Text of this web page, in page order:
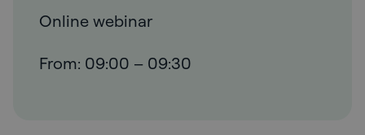
Online webinar
From: 09:00 – 09:30